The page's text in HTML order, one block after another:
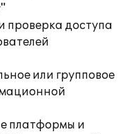
проверка доступа
или групповое
платформы и